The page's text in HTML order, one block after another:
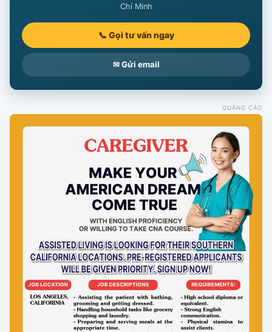
Chí Minh
📞 Gọi tư vấn ngay
✉ Gửi email
QUẢNG CÁO